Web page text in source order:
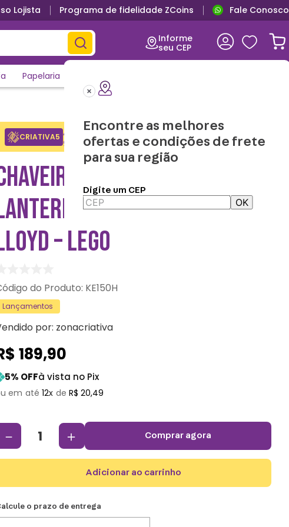
Lojista Programa de fidelidade ZCoins Fale Conosco
Informe
seu CEP
Encontre as melhores
ofertas e condições de frete
para sua região
Digite um CEP
OK
Papelaria
CRIATIVA5 Adicione o cupom no carrinho e
ganhe desconto na 1a compra.
Copiar
LEGO COM
NINJAGO LEGACY
– LEGO
: KE150H
Lançamentos
por: zonacriativa
189,90
5% OFFà vista no Pix
12 R$ 20,49
＋
－ comprar agora
adicionar ao carrinho